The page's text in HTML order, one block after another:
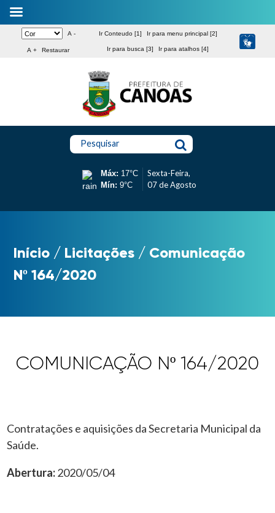
A -
A + Restaurar
Ir Conteudo [1] Ir para menu principal [2]
Ir para busca [3] Ir para atalhos [4]
Pesquisar
Máx: 17°C
Mín: 9°C
Sexta-Feira,
07 de Agosto
Início / Licitações / Comunicação
Nº 164/2020
COMUNICAÇÃO Nº 164/2020
Contratações e aquisições da Secretaria Municipal da
Saúde.
Abertura:2020/05/04